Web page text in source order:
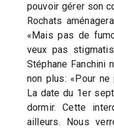
pouvoir gérer son
Rochats
«Mais pas de
veux pas
Stéphane Fanchini
non plus: «Pour
La date du 1er
dormir. Cette
ailleurs. Nous